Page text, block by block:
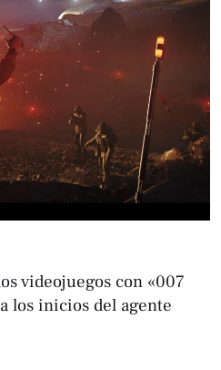
videojuegos con «007
los inicios del agente